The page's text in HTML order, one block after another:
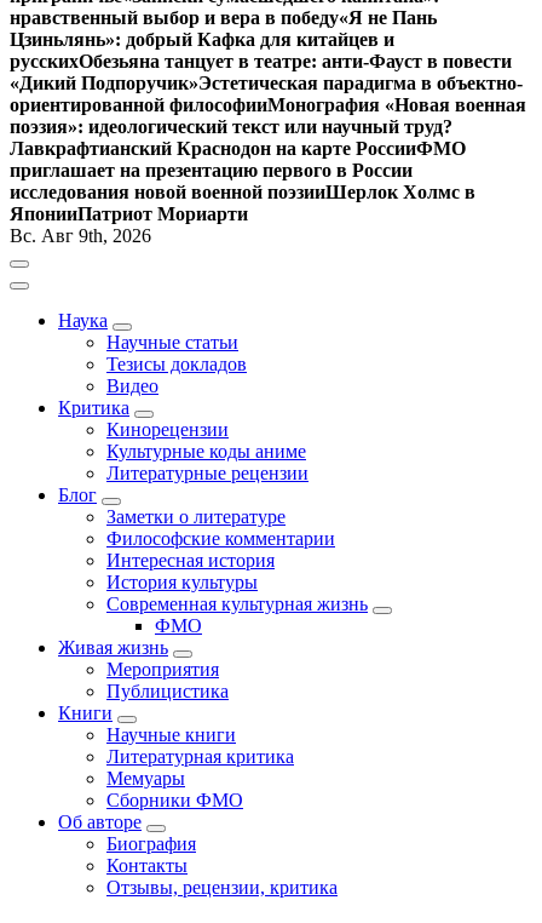
нравственный выбор и вера в победу«Я не Пань
Цзиньлянь»: добрый Кафка для китайцев и
русскихОбезьяна танцует в театре: анти-Фауст в повести
«Дикий Подпоручик»Эстетическая парадигма в объектно-
ориентированной философииМонография «Новая военная
поэзия»: идеологический текст или научный труд?
Лавкрафтианский Краснодон на карте РоссииФМО
приглашает на презентацию первого в России
исследования новой военной поэзииШерлок Холмс в
ЯпонииПатриот Мориарти
Вс. Авг 9th, 2026
Наука
Научные статьи
Тезисы докладов
Видео
Критика
Кинорецензии
Культурные коды аниме
Литературные рецензии
Блог
Заметки о литературе
Философские комментарии
Интересная история
История культуры
Современная культурная жизнь
ФМО
Живая жизнь
Мероприятия
Публицистика
Книги
Научные книги
Литературная критика
Мемуары
Сборники ФМО
Об авторе
Биография
Контакты
Отзывы, рецензии, критика